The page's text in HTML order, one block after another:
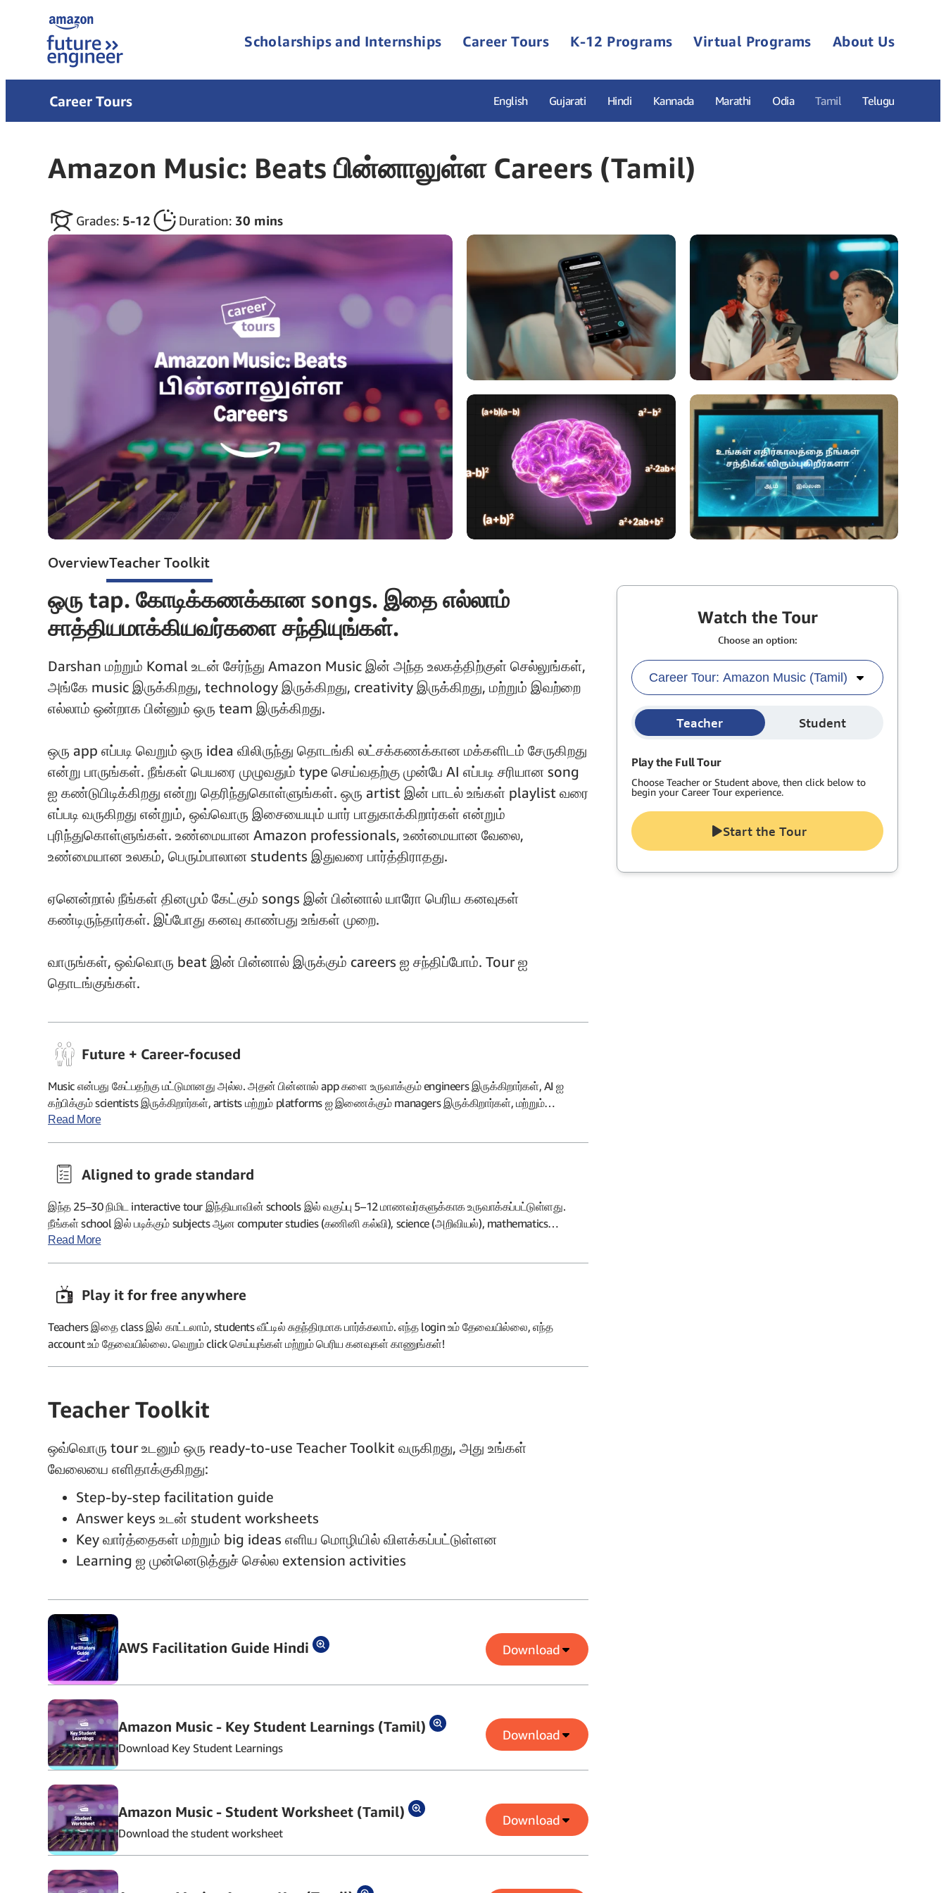
Scholarships and Internships Career Tours K-12 Programs Virtual Programs About Us
Career Tours English Gujarati Hindi Kannada Marathi Odia Tamil Telugu
Amazon Music: Beats பின்னாலுள்ள Careers (Tamil)
Grades 5‑12 Duration 30 mins
OverviewTeacher Toolkit
ஒரு tap. கோடிக்கணக்கான songs. இதை எல்லாம்
சாத்தியமாக்கியவர்களை சந்தியுங்கள்.
Darshan மற்றும் Komal உடன் சேர்ந்து Amazon Music இன் அந்த உலகத்திற்குள் செல்லுங்கள்,
அங்கே music இருக்கிறது, technology இருக்கிறது, creativity இருக்கிறது, மற்றும் இவற்றை
எல்லாம் ஒன்றாக பின்னும் ஒரு team இருக்கிறது.
ஒரு app எப்படி வெறும் ஒரு idea விலிருந்து தொடங்கி லட்சக்கணக்கான மக்களிடம் சேருகிறது
என்று பாருங்கள். நீங்கள் பெயரை முழுவதும் type செய்வதற்கு முன்பே AI எப்படி சரியான song
ஐ கண்டுபிடிக்கிறது என்று தெரிந்துகொள்ளுங்கள். ஒரு artist இன் பாடல் உங்கள் playlist வரை
எப்படி வருகிறது என்றும், ஒவ்வொரு இசையையும் யார் பாதுகாக்கிறார்கள் என்றும்
புரிந்துகொள்ளுங்கள். உண்மையான Amazon professionals, உண்மையான வேலை,
உண்மையான உலகம், பெரும்பாலான students இதுவரை பார்த்திராதது.
ஏனென்றால் நீங்கள் தினமும் கேட்கும் songs இன் பின்னால் யாரோ பெரிய கனவுகள்
கண்டிருந்தார்கள். இப்போது கனவு காண்பது உங்கள் முறை.
வாருங்கள், ஒவ்வொரு beat இன் பின்னால் இருக்கும் careers ஐ சந்திப்போம். Tour ஐ
தொடங்குங்கள்.
Future + Career-focused
Music என்பது கேட்பதற்கு மட்டுமானது அல்ல. அதன் பின்னால் app களை உருவாக்கும் engineers இருக்கிறார்கள், AI ஐ
கற்பிக்கும் scientists இருக்கிறார்கள், artists மற்றும் platforms ஐ இணைக்கும் managers இருக்கிறார்கள், மற்றும்
ஒவ்வொரு song ஐயும் பாதுகாக்கும் lawyers இருக்கிறார்கள். வரும் நாளில் எல்லா வகையான சிந்திப்பவர்களுக்கும், கேள்வி
Read More
Aligned to grade standard
இந்த 25–30 நிமிட interactive tour இந்தியாவின் schools இல் வகுப்பு 5–12 மாணவர்களுக்காக உருவாக்கப்பட்டுள்ளது.
நீங்கள் school இல் படிக்கும் subjects ஆன computer studies (கணினி கல்வி), science (அறிவியல்), mathematics
(கணிதம்) மற்றும் social science (சமூக அறிவியல்) ஆகியவற்றை Amazon Music இன் உண்மையான careers உடன் இந்த
Read More
Play it for free anywhere
Teachers இதை class இல் காட்டலாம், students வீட்டில் சுதந்திரமாக பார்க்கலாம். எந்த login உம் தேவையில்லை, எந்த
account உம் தேவையில்லை. வெறும் click செய்யுங்கள் மற்றும் பெரிய கனவுகள் காணுங்கள்!
Teacher Toolkit
ஒவ்வொரு tour உடனும் ஒரு ready-to-use Teacher Toolkit வருகிறது, அது உங்கள்
வேலையை எளிதாக்குகிறது:
Step-by-step facilitation guide
Answer keys உடன் student worksheets
Key வார்த்தைகள் மற்றும் big ideas எளிய மொழியில் விளக்கப்பட்டுள்ளன
Learning ஐ முன்னெடுத்துச் செல்ல extension activities
AWS Facilitation Guide Hindi Download
Amazon Music - Key Student Learnings (Tamil)
Download Key Student Learnings
Download
Amazon Music - Student Worksheet (Tamil)
Download the student worksheet
Download
Watch the Tour
Choose an option:
Career Tour: Amazon Music (Tamil)
Teacher Student
Play the Full Tour
Choose Teacher or Student above, then click below to
begin your Career Tour experience.
Start the Tour